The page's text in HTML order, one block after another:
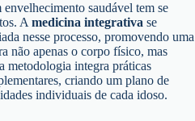
saudável tem se
A medicina integrativa se
nesse processo, promovendo uma
não apenas o corpo físico, mas
metodologia integra práticas
criando um plano de
individuais de cada idoso.